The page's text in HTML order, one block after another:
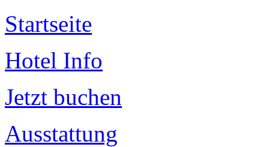
Startseite
Hotel Info
Jetzt buchen
Ausstattung